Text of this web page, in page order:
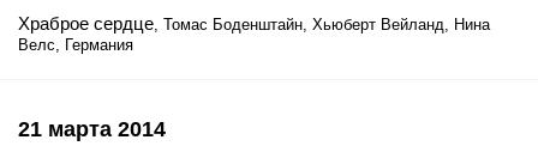
Храброе сердце, Томас Боденштайн, Хьюберт Вейланд, Нина
Велс, Германия
21 марта 2014